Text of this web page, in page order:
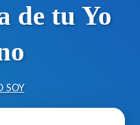
de tu Yo
SOY